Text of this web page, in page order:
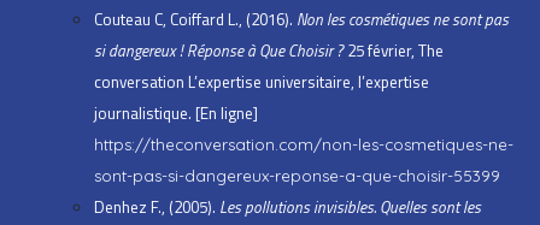
Couteau C, Coiffard L., (2016). Non les cosmétiques ne sont pas
si dangereux ! Réponse à Que Choisir ?25 février, The
conversation L’expertise universitaire, l’expertise
journalistique. [En ligne]
https://theconversation.com/non-les-cosmetiques-ne-
sont-pas-si-dangereux-reponse-a-que-choisir-55399
Denhez F., (2005). Les pollutions invisibles. Quelles sont les